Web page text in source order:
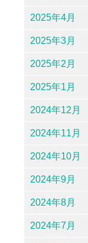
2025年4月
2025年3月
2025年2月
2025年1月
2024年12月
2024年11月
2024年10月
2024年9月
2024年8月
2024年7月